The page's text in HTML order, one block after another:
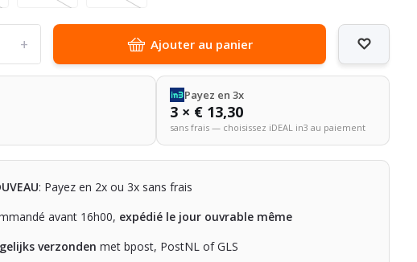
+ Ajouter au panier
Payez en 3x
3 × € 13,30
sans frais — choisissez iDEAL in3 au paiement
: Payez en 2x ou 3x sans frais
avant 16h00, expédié le jour ouvrable même
verzonden met bpost, PostNL of GLS